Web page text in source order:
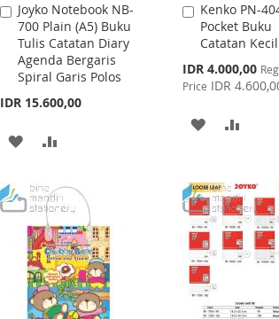
Joyko Notebook NB-
700 Plain (A5) Buku
Tulis Catatan Diary
Agenda Bergaris
Spiral Garis Polos
IDR 15.600,00
Add
to
Cart
ADD
WISH
LIST
COMPARE
Kenko PN-
Pocket Buku
Catatan Kecil
Special
Price
IDR 4.000,00
Price IDR
Add
to
Cart
ADD
WISH
LIST